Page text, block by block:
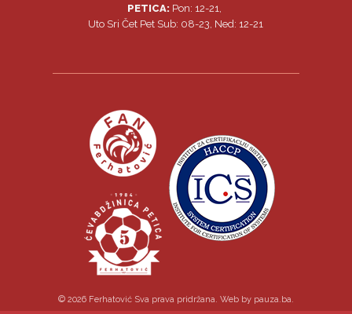
PETICA: Pon: 12-21,
Uto Sri Čet Pet Sub: 08-23, Ned: 12-21
© 2026 Ferhatović Sva prava pridržana. Web by pauza.ba.